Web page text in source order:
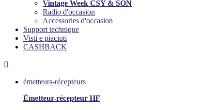
Vintage Week CSY & SON
Radio d'occasion
Accessories d'occasion
Support technique
Visti e piaciuti
CASHBACK

émetteurs-récepteurs
Émetteur-récepteur HF